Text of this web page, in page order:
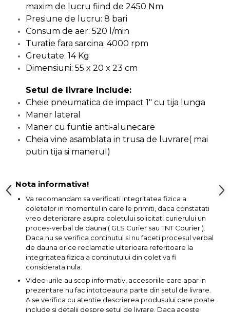
Intretinere & Cosmetica auto
Scule pentru coloana de
esapament
Pistol Silicon (Tub de Silicon)
Termometru Infrarosu
Menghina de banc – tamplarie
si alte domenii
Suruburi si dibluri
Carlige de Ridicare
Dispozitive de Taiat si
Manipulat Sticla
Accesorii & Echipamente
Spalatorie Auto
Masina de taiat beton
lemn
Aeroterme si Ventilatoare
Bormasini & Masini de Gaurit
Masini de Ascutit Burghie
Discuri Fierastrau Circular
Dispozitive de taiat polistiren
Polizoare drepte & accesorii
Purificatoare de aer
maxim de lucru fiind de 2450 Nm
Presiune de lucru: 8 bari
Consum de aer: 520 l/min
Turatie fara sarcina: 4000 rpm
Greutate: 14 Kg
Dimensiuni: 55 x 20 x 23 cm
Setul de livrare include:
Cheie pneumatica de impact 1" cu tija lunga
Maner lateral
Maner cu funtie anti-alunecare
Cheia vine asamblata in trusa de luvrare( mai
putin tija si manerul)
Nota informativa!
Va recomandam sa verificati integritatea fizica a
coletelor in momentul in care le primiti, daca constatati
vreo deteriorare asupra coletului solicitati curierului un
proces-verbal de dauna ( GLS Curier sau TNT Courier ).
Daca nu se verifica continutul si nu faceti procesul verbal
de dauna orice reclamatie ulterioara referitoare la
integritatea fizica a continutului din colet va fi
considerata nula.
Video-urile au scop informativ, accesoriile care apar in
prezentare nu fac intotdeauna parte din setul de livrare.
A se verifica cu atentie descrierea produsului care poate
include si detalii despre setul de livrare. Daca aceste